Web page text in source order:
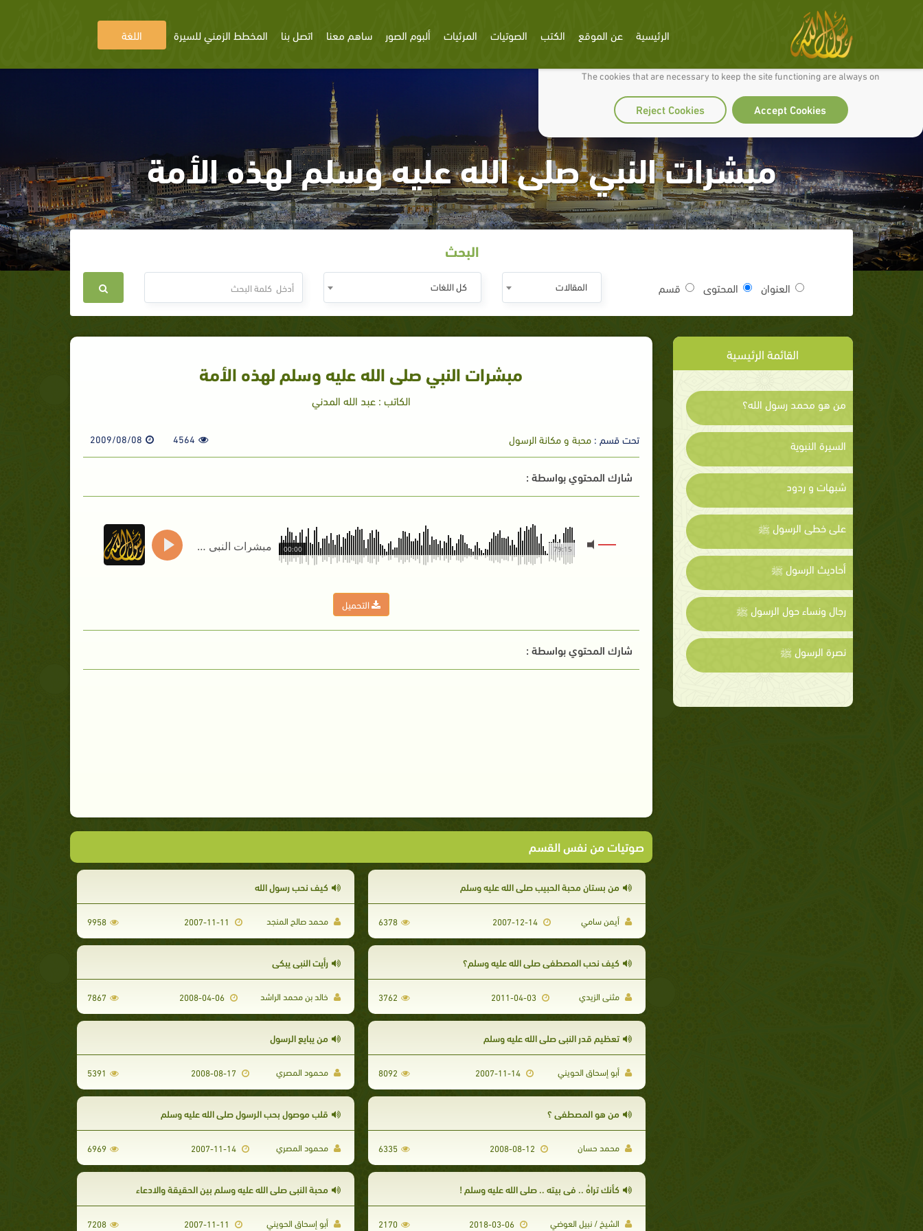
We use cookies to make our site work well for you and so we can continually improve it.
The cookies that are necessary to keep the site functioning are always on
Accept Cookies
Reject Cookies
الرئيسية عن الموقع الكتب الصوتيات المرئيات ألبوم الصور ساهم معنا اتصل بنا المخطط الزمني للسيرة اللغة
مبشرات النبي صلى الله عليه وسلم لهذه الأمة
البحث
العنوان المحتوى قسم المقالات كل اللغات
القائمة الرئيسية
من هو محمد رسول الله؟
السيرة النبوية
شبهات و ردود
على خطى الرسول ﷺ
أحاديث الرسول ﷺ
رجال ونساء حول الرسول ﷺ
نصرة الرسول ﷺ
مبشرات النبي صلى الله عليه وسلم لهذه الأمة
الكاتب : عبد الله المدني
تحت قسم :محبة و مكانة الرسول 4564
2009/08/08
شارك المحتوي بواسطة :
مبشرات النبي صلى الله عليه وسلم لهذه الأمة 79:15
00:00
التحميل
شارك المحتوي بواسطة :
صوتيات من نفس القسم
من بستان محبة الحبيب صلى الله عليه وسلم
أيمن سامي 6378
كيف نحب رسول الله
محمد صالح المنجد 9958
كيف نحب المصطفى صلى الله عليه وسلم؟
مثنى الزيدي 2011-04-03
3762
رأيت النبي يبكي
خالد بن محمد الراشد 7867
تعظيم قدر النبي صلى الله عليه وسلم
أبو إسحاق الحويني 2007-11-14
8092
من يبايع الرسول
محمود المصري 5391
من هو المصطفي ؟
محمد حسان 6335
قلب موصول بحب الرسول صلى الله عليه وسلم
محمود المصري 6969
كأنك تراهُ .. في بيته .. صلى الله عليه وسلم !
الشيخ / نبيل العوضي 2170
محبة النبي صلى الله عليه وسلم بين الحقيقة والادعاء
أبو إسحاق الحويني 7208